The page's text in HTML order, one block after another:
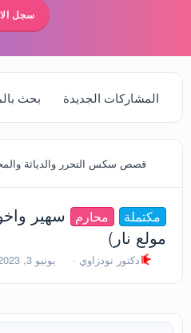
سجل
المشاركات الجديدة بحث
قصص سكس التحرر والدياثة
مكتملة محارم
سهير
مولع نار)
ب
د
ا
دكتور نودزاوي
ت
ر
خ
يونيو 3, 2023